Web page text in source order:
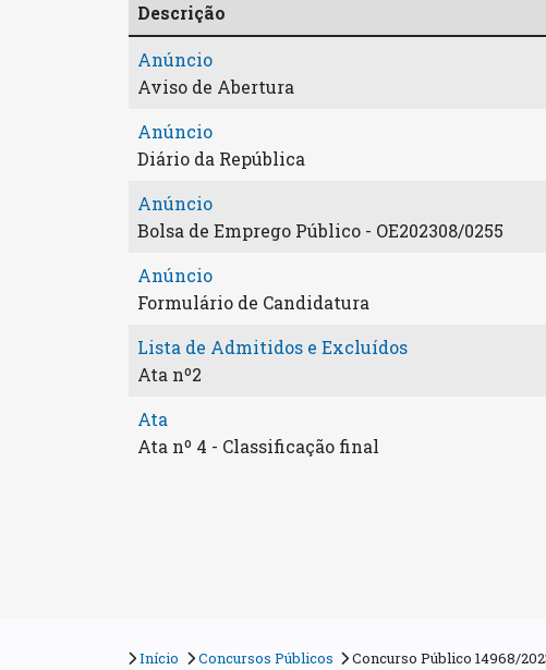
Descrição
Anúncio
Aviso de Abertura
Anúncio
Diário da República
Anúncio
Bolsa de Emprego Público - OE202308/0255
Anúncio
Formulário de Candidatura
Lista de Admitidos e Excluídos
Ata nº2
Ata
Ata nº 4 - Classificação final
Início Concursos Públicos Concurso Público 14968/